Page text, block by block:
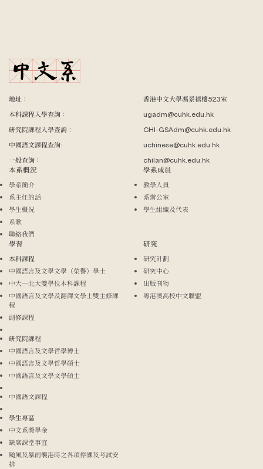
地址：
香港中文大學馮景禧樓523室
本科課程入學查詢：
ugadm@cuhk.edu.hk
研究院課程入學查詢：
CHI-GSAdm@cuhk.edu.hk
中國語文課程查詢:
uchinese@cuhk.edu.hk
一般查詢：
chilan@cuhk.edu.hk
本系概況
學系簡介
系主任的話
學生概況
系歌
聯絡我們
學系成員
教學人員
系辦公室
學生組織及代表
學習
本科課程
中國語言及文學文學（榮譽）學士
中大─北大雙學位本科課程
中國語言及文學及翻譯文學士雙主修課
程
副修課程
研究院課程
中國語言及文學哲學博士
中國語言及文學哲學碩士
中國語言及文學文學碩士
中國語文課程
學生專區
中文系獎學金
缺席課堂事宜
颱風及暴雨襲港時之各項停課及考試安
排
研究
研究計劃
研究中心
出版刊物
粵港澳高校中文聯盟